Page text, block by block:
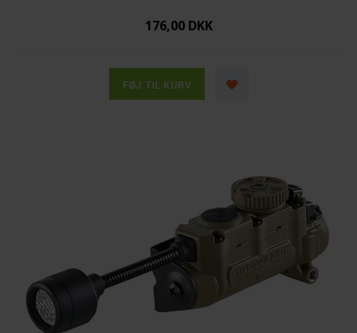
176,00 DKK